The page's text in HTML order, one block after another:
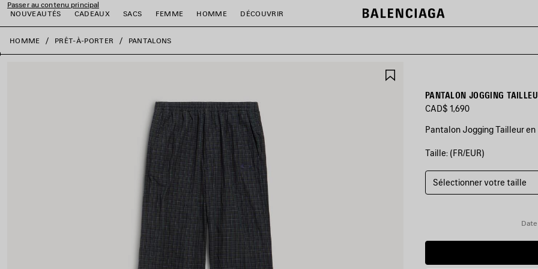
Passer au contenu principal
NOUVEAUTÉS
CADEAUX SACS FEMME HOMME DÉCOUVRIR
fermer la bannière
HOMME PRÊT-À-PORTER PANTALONS
FAVORISPANTALON JOGGING
CAD$ 1,690
Pantalon Jogging Tailleur
COULEURS
BLEU
MARINE/VERT
FONCÉ
Taille: (FR/EUR)
Sélectionner votre taille